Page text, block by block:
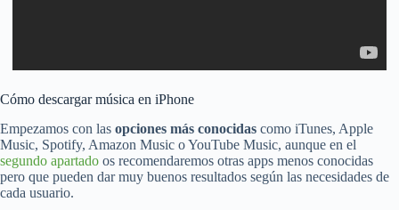
Cómo descargar música en iPhone
Empezamos con las opciones más conocidas como iTunes, Apple
Music, Spotify, Amazon Music o YouTube Music, aunque en el
segundo apartado os recomendaremos otras apps menos conocidas
pero que pueden dar muy buenos resultados según las necesidades de
cada usuario.